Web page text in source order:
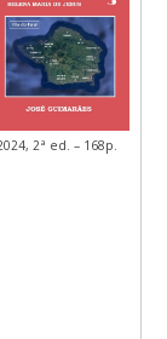
2ª ed. – 168p.